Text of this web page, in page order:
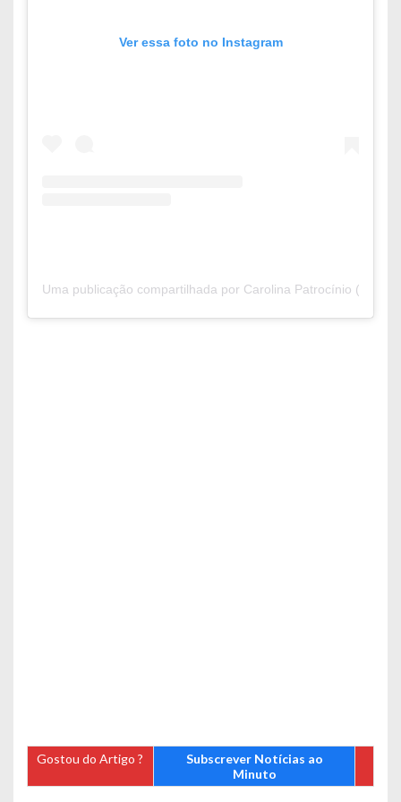
Ver essa foto no Instagram
Uma publicação compartilhada por Carolina Patrocínio
Gostou do Artigo ?
Subscrever Notícias ao
Minuto